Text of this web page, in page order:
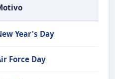
Year's Day
Force Day